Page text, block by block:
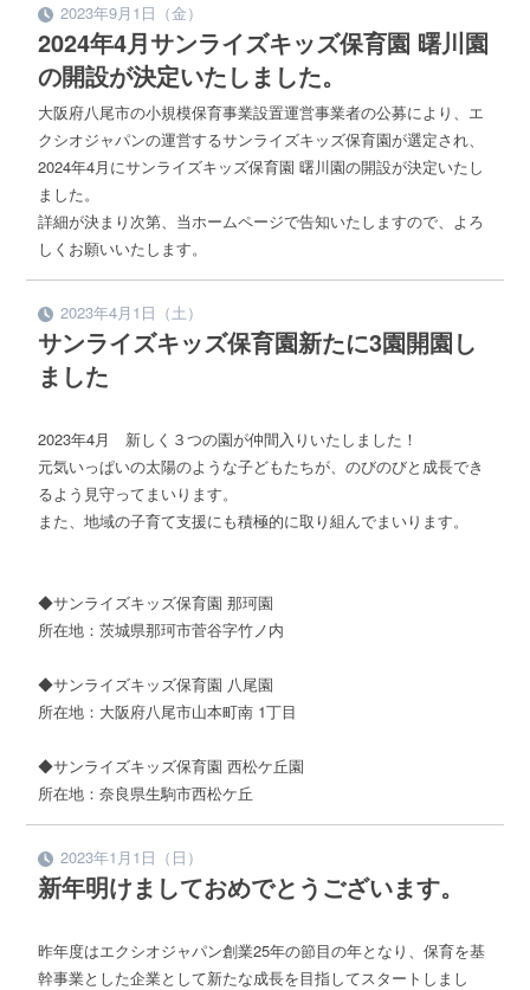
2023年9月1日（金）
2024年4月サンライズキッズ保育園 曙川園
の開設が決定いたしました。
大阪府八尾市の小規模保育事業設置運営事業者の公募により、エ
クシオジャパンの運営するサンライズキッズ保育園が選定され、
2024年4月にサンライズキッズ保育園 曙川園の開設が決定いたし
ました。
詳細が決まり次第、当ホームページで告知いたしますので、よろ
しくお願いいたします。
2023年4月1日（土）
サンライズキッズ保育園新たに3園開園し
ました
2023年4月 新しく３つの園が仲間入りいたしました！
元気いっぱいの太陽のような子どもたちが、のびのびと成長でき
るよう見守ってまいります。
また、地域の子育て支援にも積極的に取り組んでまいります。
◆サンライズキッズ保育園 那珂園
所在地：茨城県那珂市菅谷字竹ノ内
◆サンライズキッズ保育園 八尾園
所在地：大阪府八尾市山本町南 1丁目
◆サンライズキッズ保育園 西松ケ丘園
所在地：奈良県生駒市西松ケ丘
2023年1月1日（日）
新年明けましておめでとうございます。
昨年度はエクシオジャパン創業25年の節目の年となり、保育を基
幹事業とした企業として新たな成長を目指してスタートしまし